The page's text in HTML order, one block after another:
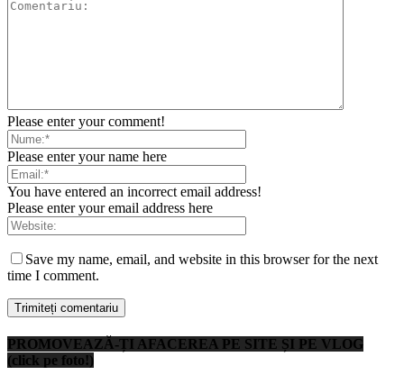
Please enter your comment!
Please enter your name here
You have entered an incorrect email address!
Please enter your email address here
Save my name, email, and website in this browser for the next
time I comment.
PROMOVEAZĂ-ȚI AFACEREA PE SITE ȘI PE VLOG
(click pe foto!)